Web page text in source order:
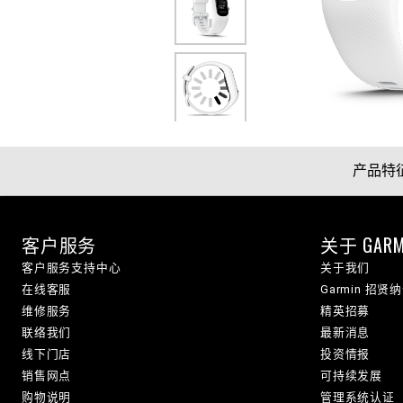
产品特
客户服务
客户服务支持中心
在线客服
维修服务
联络我们
线下门店
销售网点
购物说明
关于
关于我们
Garmin 招贤
精英招募
最新消息
投资情报
可持续发展
管理系统认证